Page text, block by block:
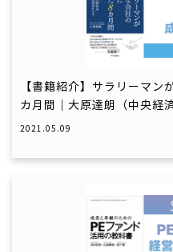
【書籍紹介】サラリーマン
カ月間｜大原達朗（中央経済
2021.05.09